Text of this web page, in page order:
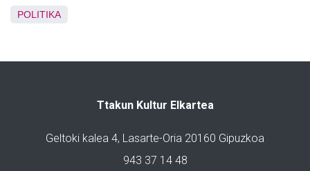
POLITIKA
Ttakun Kultur Elkartea
Geltoki kalea 4, Lasarte-Oria 20160 Gipuzkoa
943 37 14 48